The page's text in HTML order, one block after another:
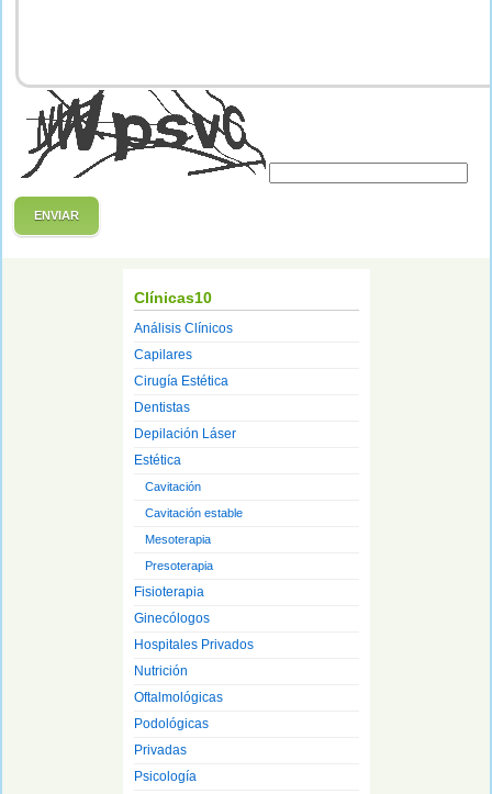
ENVIAR
Clínicas10
Análisis Clínicos
Capilares
Cirugía Estética
Dentistas
Depilación Láser
Estética
Cavitación
Cavitación estable
Mesoterapia
Presoterapia
Fisioterapia
Ginecólogos
Hospitales Privados
Nutrición
Oftalmológicas
Podológicas
Privadas
Psicología